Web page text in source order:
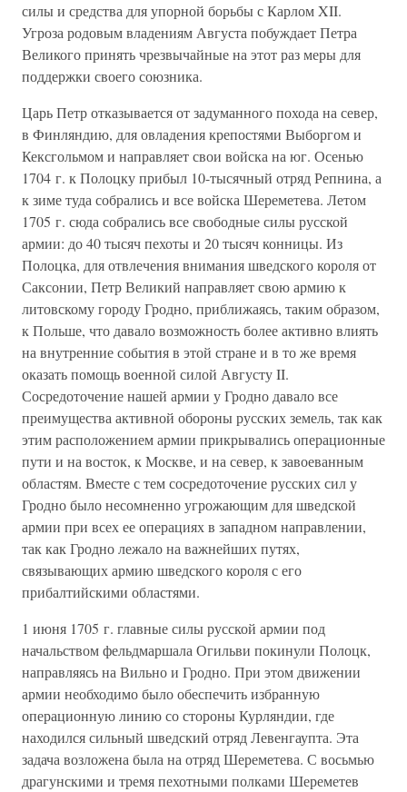
силы и средства для упорной борьбы с Карлом XII.
Угроза родовым владениям Августа побуждает Петра
Великого принять чрезвычайные на этот раз меры для
поддержки своего союзника.
Царь Петр отказывается от задуманного похода на север,
в Финляндию, для овладения крепостями Выборгом и
Кексгольмом и направляет свои войска на юг. Осенью
1704 г. к Полоцку прибыл 10-тысячный отряд Репнина, а
к зиме туда собрались и все войска Шереметева. Летом
1705 г. сюда собрались все свободные силы русской
армии: до 40 тысяч пехоты и 20 тысяч конницы. Из
Полоцка, для отвлечения внимания шведского короля от
Саксонии, Петр Великий направляет свою армию к
литовскому городу Гродно, приближаясь, таким образом,
к Польше, что давало возможность более активно влиять
на внутренние события в этой стране и в то же время
оказать помощь военной силой Августу II.
Сосредоточение нашей армии у Гродно давало все
преимущества активной обороны русских земель, так как
этим расположением армии прикрывались операционные
пути и на восток, к Москве, и на север, к завоеванным
областям. Вместе с тем сосредоточение русских сил у
Гродно было несомненно угрожающим для шведской
армии при всех ее операциях в западном направлении,
так как Гродно лежало на важнейших путях,
связывающих армию шведского короля с его
прибалтийскими областями.
1 июня 1705 г. главные силы русской армии под
начальством фельдмаршала Огильви покинули Полоцк,
направляясь на Вильно и Гродно. При этом движении
армии необходимо было обеспечить избранную
операционную линию со стороны Курляндии, где
находился сильный шведский отряд Левенгаупта. Эта
задача возложена была на отряд Шереметева. С восьмью
драгунскими и тремя пехотными полками Шереметев